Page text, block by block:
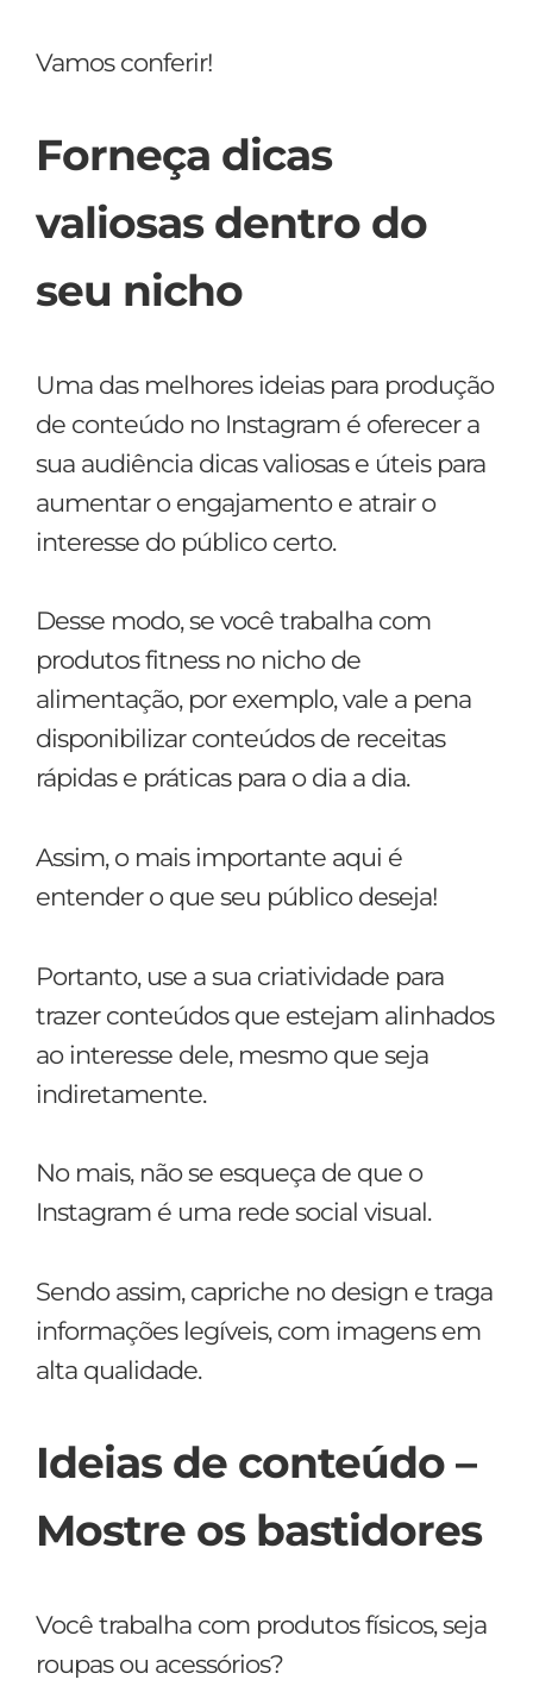
Vamos conferir!
Forneça dicas
valiosas dentro do
seu nicho
Uma das melhores ideias para produção
de conteúdo no Instagram é oferecer a
sua audiência dicas valiosas e úteis para
aumentar o engajamento e atrair o
interesse do público certo.
Desse modo, se você trabalha com
produtos fitness no nicho de
alimentação, por exemplo, vale a pena
disponibilizar conteúdos de receitas
rápidas e práticas para o dia a dia.
Assim, o mais importante aqui é
entender o que seu público deseja!
Portanto, use a sua criatividade para
trazer conteúdos que estejam alinhados
ao interesse dele, mesmo que seja
indiretamente.
No mais, não se esqueça de que o
Instagram é uma rede social visual.
Sendo assim, capriche no design e traga
informações legíveis, com imagens em
alta qualidade.
Ideias de conteúdo –
Mostre os bastidores
Você trabalha com produtos físicos, seja
roupas ou acessórios?